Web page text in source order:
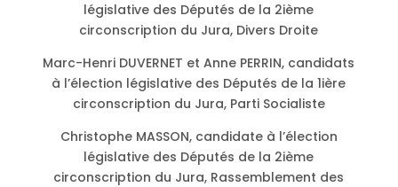
législative des Députés de la 2ième
circonscription du Jura, Divers Droite
Marc-Henri DUVERNET et Anne PERRIN, candidats
à l’élection législative des Députés de la 1ière
circonscription du Jura, Parti Socialiste
Christophe MASSON, candidate à l’élection
législative des Députés de la 2ième
circonscription du Jura, Rassemblement des